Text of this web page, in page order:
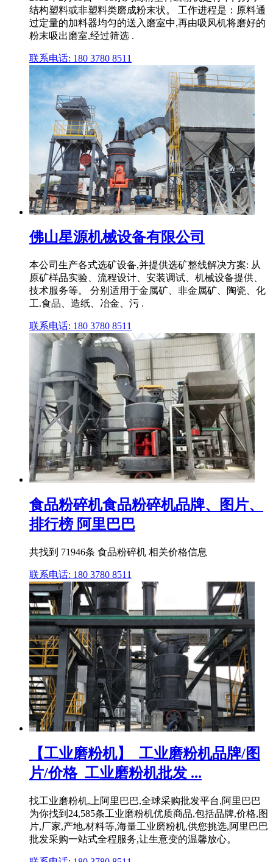
结构塑料或非塑料类磨成粉末状。 工作进程是：原料通
过定量的加料器均匀的送入磨室中,再由吸风机将磨好的
粉末吸出磨室,经过筛选 .
联系电话: 180 3780 8511
佛山星源机械设备有限公司
本公司生产各式选矿设备,并提供选矿整线解决方案: 从
原矿样品实验、流程设计、安装调试、机械设备提供、
技术服务等。 分别适用于金属矿、非金属矿、陶瓷、化
工.食品、造纸、冶金、污 .
联系电话: 180 3780 8511
食品粉碎机食品粉碎机品牌、图片、
排行榜 阿里巴巴
共找到 71946条 食品粉碎机 相关价格信息
联系电话: 180 3780 8511
【工业磨粉机】_工业磨粉机品牌/图
片/价格_工业磨粉机批发 ...
找工业磨粉机,上阿里巴巴,全球采购批发平台,阿里巴巴
为你找到24,585条工业磨粉机优质商品,包括品牌,价格,图
片,厂家,产地,材料等,海量工业磨粉机,供您挑选,阿里巴巴
批发采购一站式全程服务,让生意变的温馨放心。